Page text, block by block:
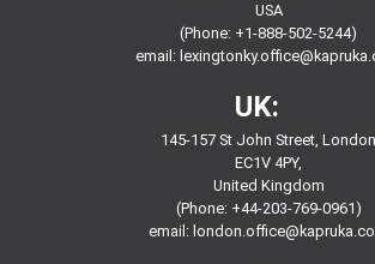
USA
(Phone: +1-888-502-5244)
email:
UK:
145-157 St John Street, London
EC1V 4PY,
United Kingdom
(Phone: +44-203-769-0961)
email: